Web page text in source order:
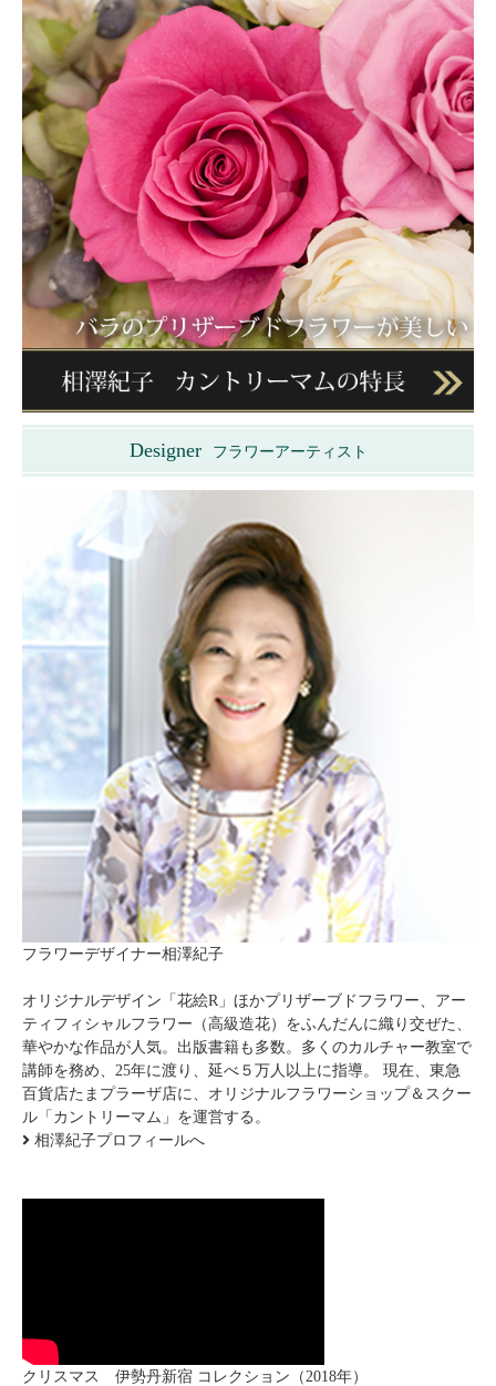
Designer フラワーアーティスト
フラワーデザイナー相澤紀子
オリジナルデザイン「花絵R」ほかプリザーブドフラワー、アー
ティフィシャルフラワー（高級造花）をふんだんに織り交ぜた、
華やかな作品が人気。出版書籍も多数。多くのカルチャー教室で
講師を務め、25年に渡り、延べ５万人以上に指導。 現在、東急
百貨店たまプラーザ店に、オリジナルフラワーショップ＆スクー
ル「カントリーマム」を運営する。
相澤紀子プロフィールへ
クリスマス 伊勢丹新宿 コレクション（2018年）